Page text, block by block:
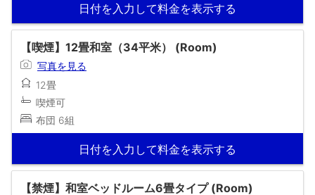
日付を入力して料金を表示する
【喫煙】12畳和室（34平米） (Room)
写真を見る
12畳
喫煙可
布団 6組
日付を入力して料金を表示する
【禁煙】和室ベッドルーム6畳タイプ (Room)